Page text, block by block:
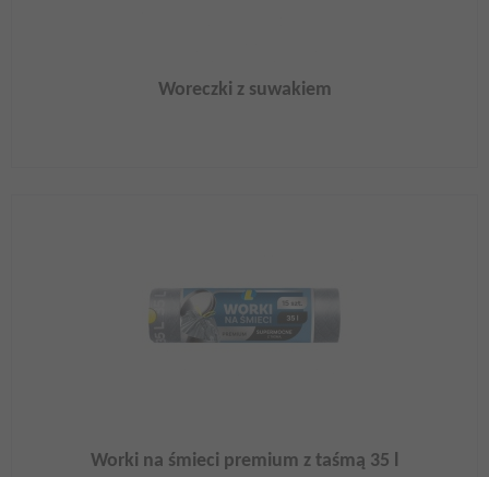
Woreczki z suwakiem
Worki na śmieci premium z taśmą 35 l